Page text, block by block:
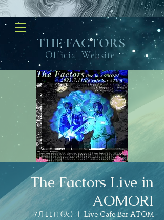
​THE FACTORS
Official Website
The Factors Live in
AOMORI
7月11日(火) Live Cafe Bar ATOM